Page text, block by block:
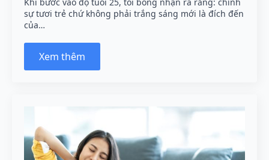
sự tươi trẻ chứ không phải trắng sáng mới là đích đến
của…
Xem thêm